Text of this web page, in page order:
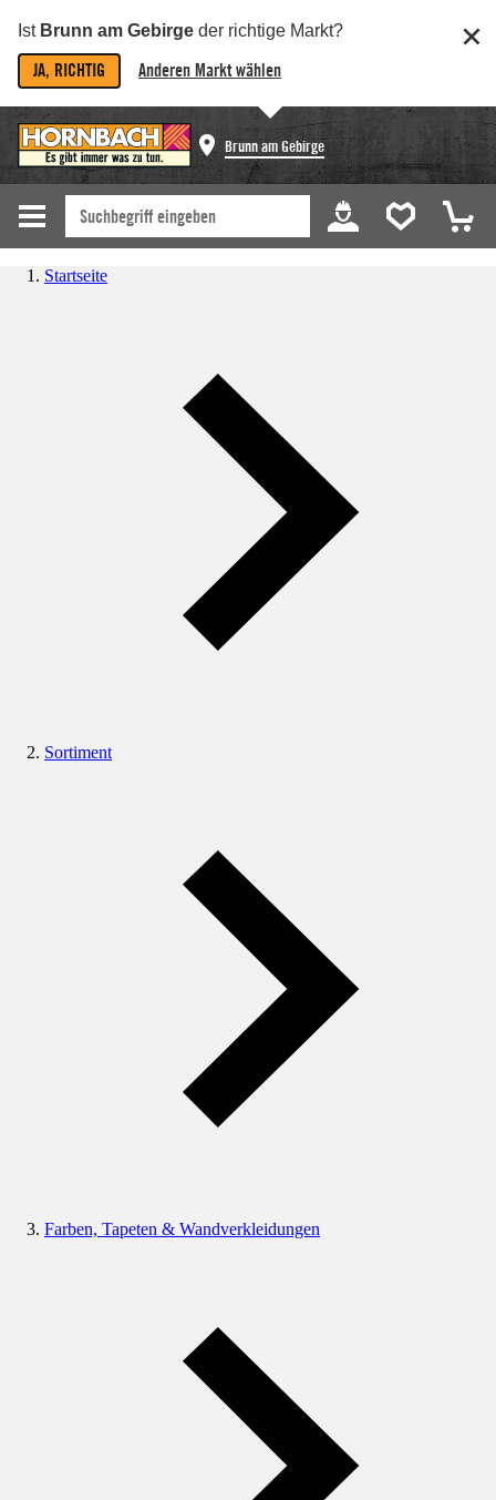
Ist Brunn am Gebirge der richtige Markt?
JA, RICHTIG Anderen Markt wählen
Brunn am Gebirge
Startseite
Sortiment
Farben, Tapeten & Wandverkleidungen